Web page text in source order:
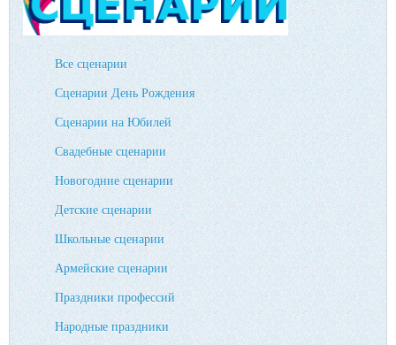
Все сценарии
Сценарии День Рождения
Сценарии на Юбилей
Свадебные сценарии
Новогодние сценарии
Детские сценарии
Школьные сценарии
Армейские сценарии
Праздники профессий
Народные праздники